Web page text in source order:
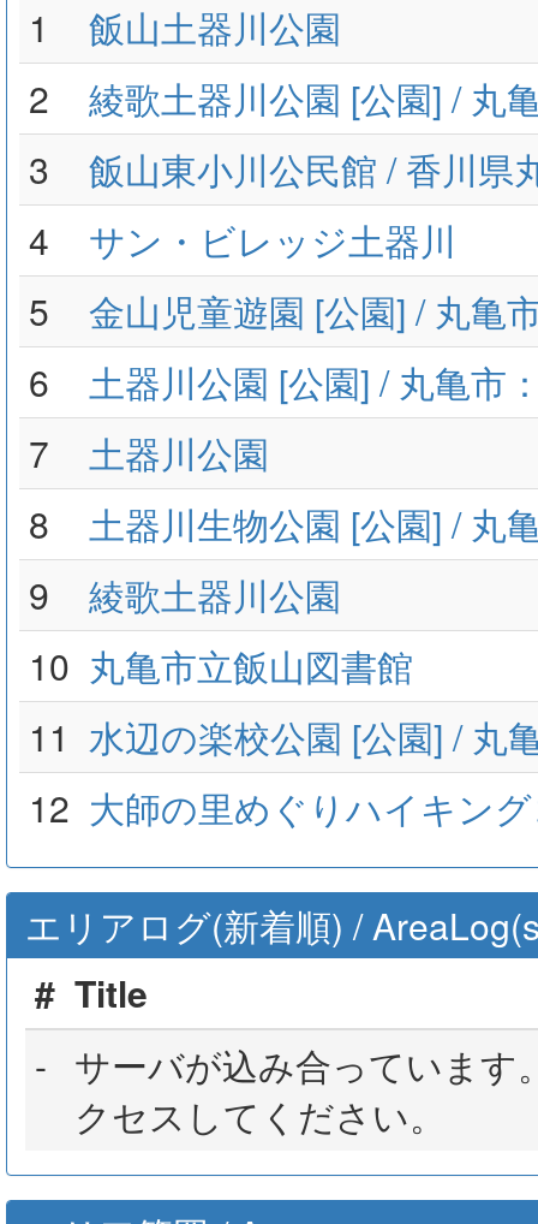
1
飯山土器川公園
2
綾歌土器川公園 [公園] / 丸
3
飯山東小川公民館 / 香川県
4
サン・ビレッジ土器川
5
金山児童遊園 [公園] / 丸亀
6
土器川公園 [公園] / 丸亀市
7
土器川公園
8
土器川生物公園 [公園] / 丸
9
綾歌土器川公園
10 丸亀市立飯山図書館
11 水辺の楽校公園 [公園] / 丸
12 大師の里めぐりハイキン
エリアログ(新着順) /
# Title
- サーバが込み合っていま
クセスしてください。